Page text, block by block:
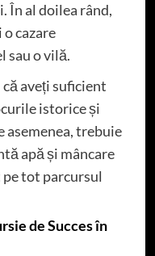
În al doilea rând,
cazare
sau o vilă.
aveți suficient
istorice și
asemenea, trebuie
apă și mâncare
tot parcursul
de Succes în